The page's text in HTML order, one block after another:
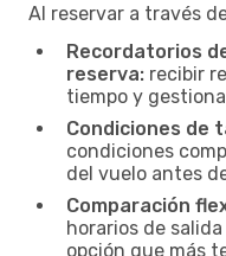
Al reservar a través
Recordatorios
reserva: recibir
tiempo y
Condiciones de
condiciones
del vuelo antes
Comparación
horarios de
opción que más